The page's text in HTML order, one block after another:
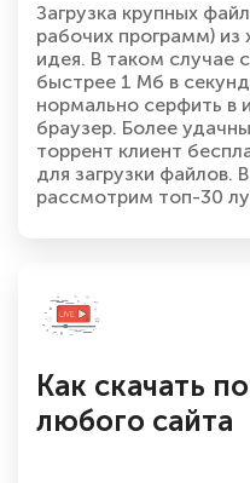
Загрузка крупных
рабочих программ) из
идея. В таком случае
быстрее 1 Мб в
нормально серфить в
браузер. Более
торрент клиент
для загрузки файлов.
рассмотрим топ-30
Как скачать
любого сайта